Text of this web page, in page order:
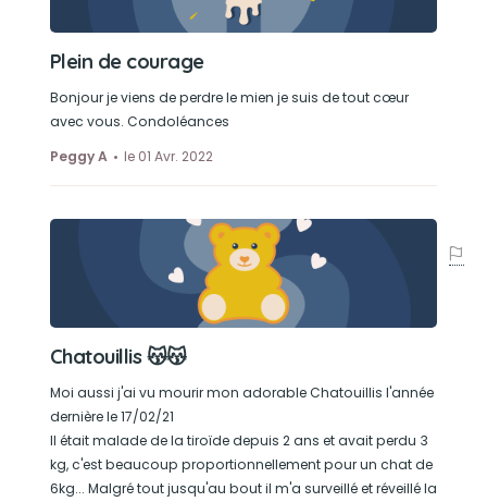
Plein de courage
Bonjour je viens de perdre le mien je suis de tout cœur
avec vous. Condoléances
Peggy A
le 01 Avr. 2022
Chatouillis 😽😽
Moi aussi j'ai vu mourir mon adorable Chatouillis l'année
dernière le 17/02/21
Il était malade de la tiroïde depuis 2 ans et avait perdu 3
kg, c'est beaucoup proportionnellement pour un chat de
6kg... Malgré tout jusqu'au bout il m'a surveillé et réveillé la